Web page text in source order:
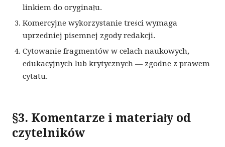
linkiem do oryginału.
Komercyjne wykorzystanie treści wymaga
uprzedniej pisemnej zgody redakcji.
Cytowanie fragmentów w celach naukowych,
edukacyjnych lub krytycznych — zgodne z prawem
cytatu.
§3. Komentarze i materiały od
czytelników